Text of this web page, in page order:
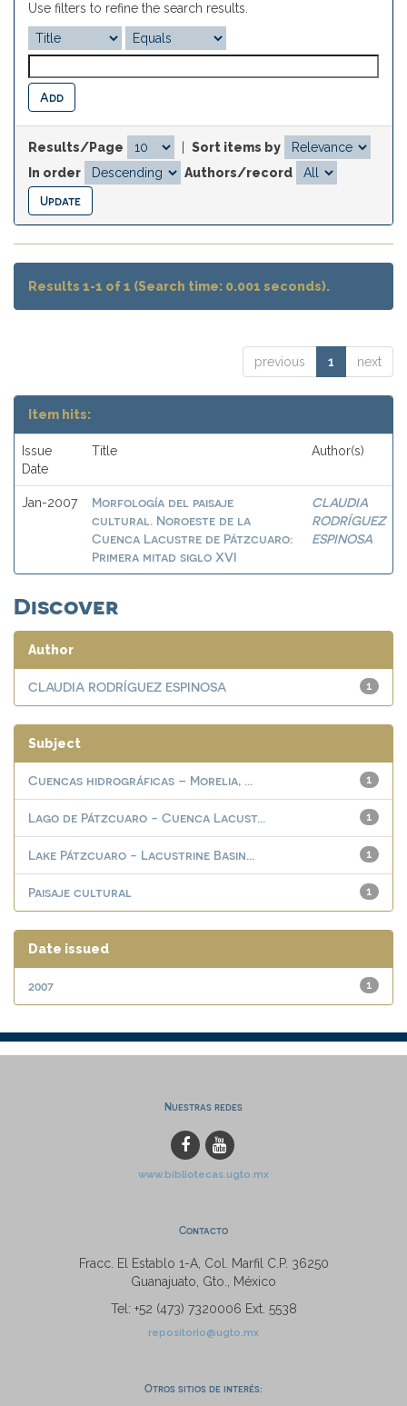
Use filters to refine the search results.
Results/Page
Sort items by
In order
Authors/record
Results 1-1 of 1 (Search time: 0.001 seconds).
previous 1 next
Item hits:
Issue
Date
Title Author(s)
Jan-2007
Morfología del paisaje
cultural. Noroeste de la
Cuenca Lacustre de Pátzcuaro:
Primera mitad siglo XVI
CLAUDIA
RODRÍGUEZ
ESPINOSA
Discover
Author
1
CLAUDIA RODRÍGUEZ ESPINOSA
Subject
1
Cuencas hidrográficas – Morelia, ...
1
Lago de Pátzcuaro - Cuenca Lacust...
1
Lake Pátzcuaro - Lacustrine Basin...
1
Paisaje cultural
Date issued
1
2007
Nuestras redes
www.bibliotecas.ugto.mx
Contacto
Fracc. El Establo 1-A, Col. Marfil C.P. 36250
Guanajuato, Gto., México
Tel: +52 (473) 7320006 Ext. 5538
repositorio@ugto.mx
Otros sitios de interés: